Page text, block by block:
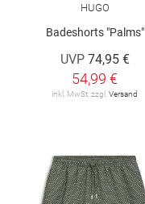
HUGO
Badeshorts "Palms"
UVP 74,95 €
54,99 €
inkl. MwSt. zzgl. Versand